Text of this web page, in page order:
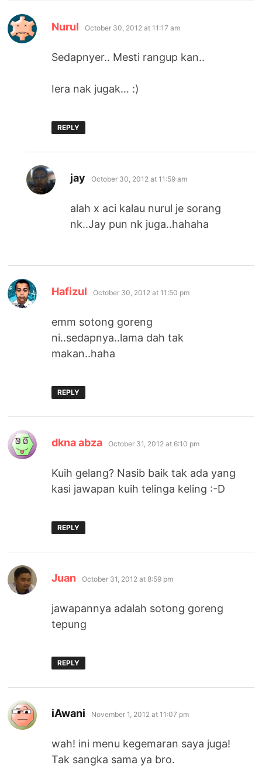
Nurul says:
October 30, 2012 at 11:17 am
Sedapnyer.. Mesti rangup kan..
Iera nak jugak… :)
REPLY
jay says:
October 30, 2012 at 11:59 am
alah x aci kalau nurul je sorang
nk..Jay pun nk juga..hahaha
Hafizul says:
October 30, 2012 at 11:50 pm
emm sotong goreng
ni..sedapnya..lama dah tak
makan..haha
REPLY
dkna abza says:
October 31, 2012 at 6:10 pm
Kuih gelang? Nasib baik tak ada yang
kasi jawapan kuih telinga keling :-D
REPLY
Juan says:
October 31, 2012 at 8:59 pm
jawapannya adalah sotong goreng
tepung
REPLY
iAwani says:
November 1, 2012 at 11:07 pm
wah! ini menu kegemaran saya juga!
Tak sangka sama ya bro.